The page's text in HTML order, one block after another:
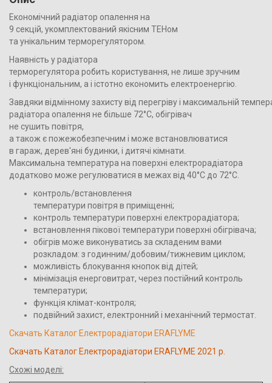
Економічний радіатор опалення на
9 секцій, укомплектований якісним ТЕНом
та унікальним терморегулятором.
Наявність у радіатора
терморегулятора робить користування, не лише зручним
і функціональним, а і істотно економить електроенергію.
Завдяки відмінному захисту від перегріву і максимальній
радіатора опалення не більше 72°С, обігрівач
не сушить повітря,
а також є пожежобезпечним і може встановлюватися
в гараж, дерев'яні будинки, і дитячі кімнати.
Максимальна температура на поверхні електрорадіатора
додатково може регулюватися в межах від 40°С до 72°С.
контроль/встановлення
температури повітря в приміщенні;
контроль температури поверхні електрорадіатора;
встановлення пікової температури поверхні обігрівача;
обігрів може виконуватись за складеним вами
розкладом: з годинним/добовим/тижневим циклом;
можливість блокування кнопок від дітей;
мінімізація енерговитрат, через постійний контроль
температури;
функція клімат-контроля;
подвійний захист, електронний і механічний термостат.
Cкачать Каталог Електрорадіатори ERAFLYME
Cкачать Каталог Електрорадіатори ERAFLYME 2021 р.
Схожі моделі: